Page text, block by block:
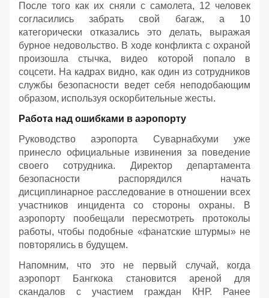
После того как их сняли с самолета, 12 человек
согласились забрать свой багаж, а 10
категорически отказались это делать, выражая
бурное недовольство. В ходе конфликта с охраной
произошла стычка, видео которой попало в
соцсети. На кадрах видно, как один из сотрудников
службы безопасности ведет себя неподобающим
образом, используя оскорбительные жесты.
Работа над ошибками в аэропорту
Руководство аэропорта Суварнабхуми уже
принесло официальные извинения за поведение
своего сотрудника. Директор департамента
безопасности распорядился начать
дисциплинарное расследование в отношении всех
участников инцидента со стороны охраны. В
аэропорту пообещали пересмотреть протоколы
работы, чтобы подобные «фанатские штурмы» не
повторялись в будущем.
Напомним, что это не первый случай, когда
аэропорт Бангкока становится ареной для
скандалов с участием граждан КНР. Ранее